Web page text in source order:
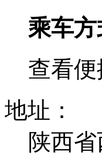
乘车
查看
地址：
陕西